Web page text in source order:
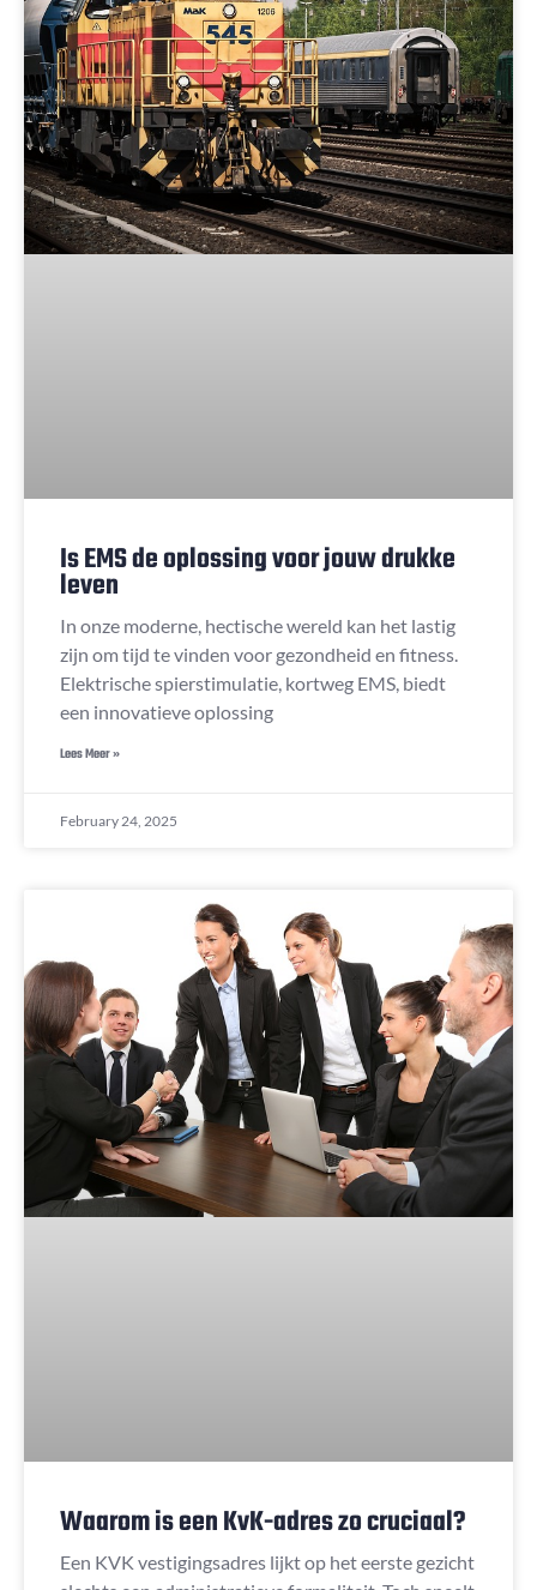
Is EMS de oplossing voor jouw drukke
leven
In onze moderne, hectische wereld kan het lastig
zijn om tijd te vinden voor gezondheid en fitness.
Elektrische spierstimulatie, kortweg EMS, biedt
een innovatieve oplossing
Lees Meer »
February 24, 2025
Waarom is een KvK-adres zo cruciaal?
Een KVK vestigingsadres lijkt op het eerste gezicht